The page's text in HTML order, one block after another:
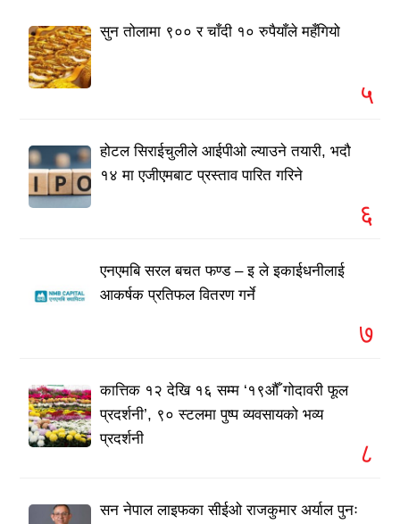
सुन तोलामा ९०० र चाँदी १० रुपैयाँले महँगियो
५
होटल सिराईचुलीले आईपीओ ल्याउने तयारी, भदौ
१४ मा एजीएमबाट प्रस्ताव पारित गरिने
६
एनएमबि सरल बचत फण्ड – इ ले इकाईधनीलाई
आकर्षक प्रतिफल वितरण गर्ने
७
कात्तिक १२ देखि १६ सम्म ‘१९औँ गोदावरी फूल
प्रदर्शनी’, ९० स्टलमा पुष्प व्यवसायको भव्य
प्रदर्शनी
८
सन नेपाल लाइफका सीईओ राजकुमार अर्याल पुनः